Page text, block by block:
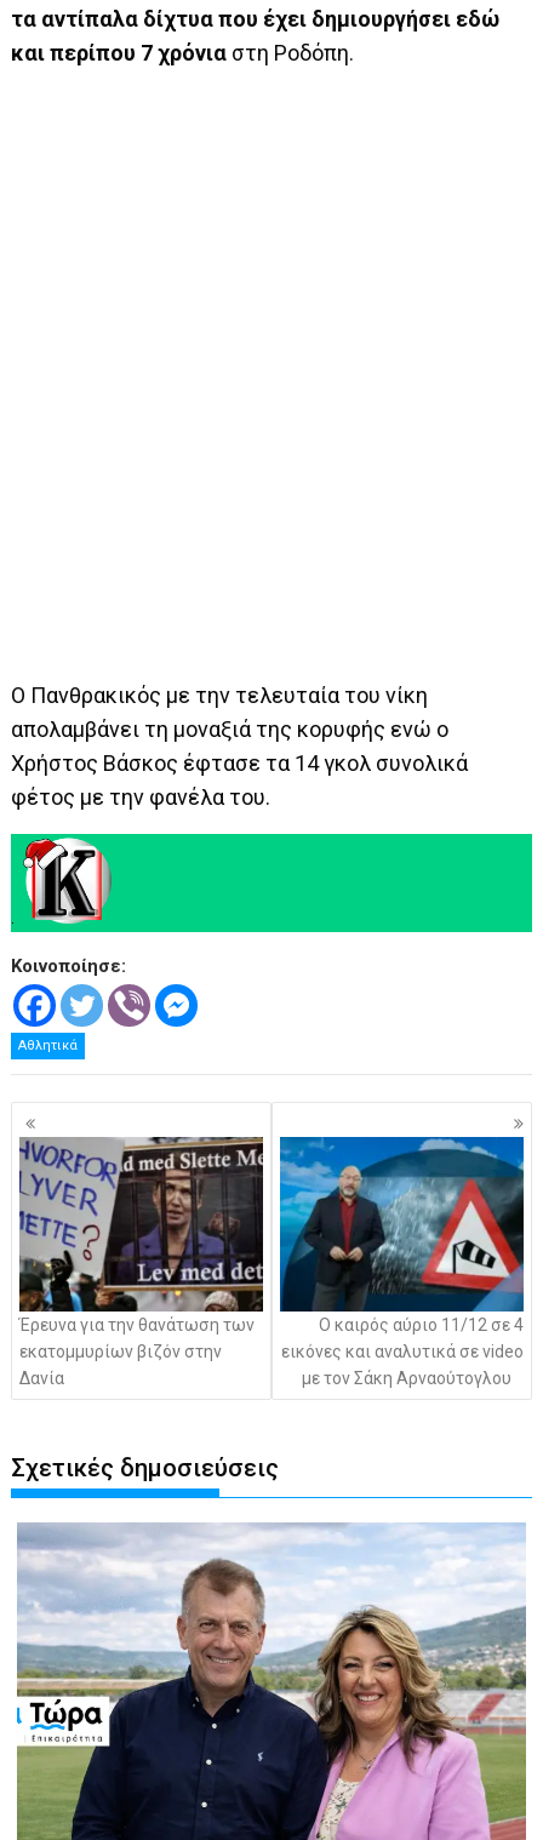
τα αντίπαλα δίχτυα που έχει δημιουργήσει εδώ
και περίπου 7 χρόνια στη Ροδόπη.
Ο Πανθρακικός με την τελευταία του νίκη
απολαμβάνει τη μοναξιά της κορυφής ενώ ο
Χρήστος Βάσκος έφτασε τα 14 γκολ συνολικά
φέτος με την φανέλα του.
.
Κοινοποίησε:
Αθλητικά
Πλοήγηση
άρθρων
Έρευνα για την θανάτωση των
εκατομμυρίων βιζόν στην
Δανία
Ο καιρός αύριο 11/12 σε 4
εικόνες και αναλυτικά σε video
με τον Σάκη Αρναούτογλου
Σχετικές δημοσιεύσεις